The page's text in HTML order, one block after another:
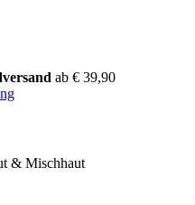
ab € 39,90
& Mischhaut